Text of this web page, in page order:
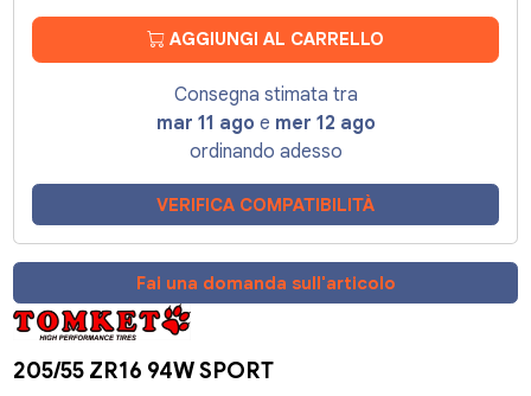
AGGIUNGI AL CARRELLO
Consegna stimata tra
mar 11 ago e mer 12 ago
ordinando adesso
VERIFICA COMPATIBILITÀ
Fai una domanda sull'articolo
205/55 ZR16 94W SPORT